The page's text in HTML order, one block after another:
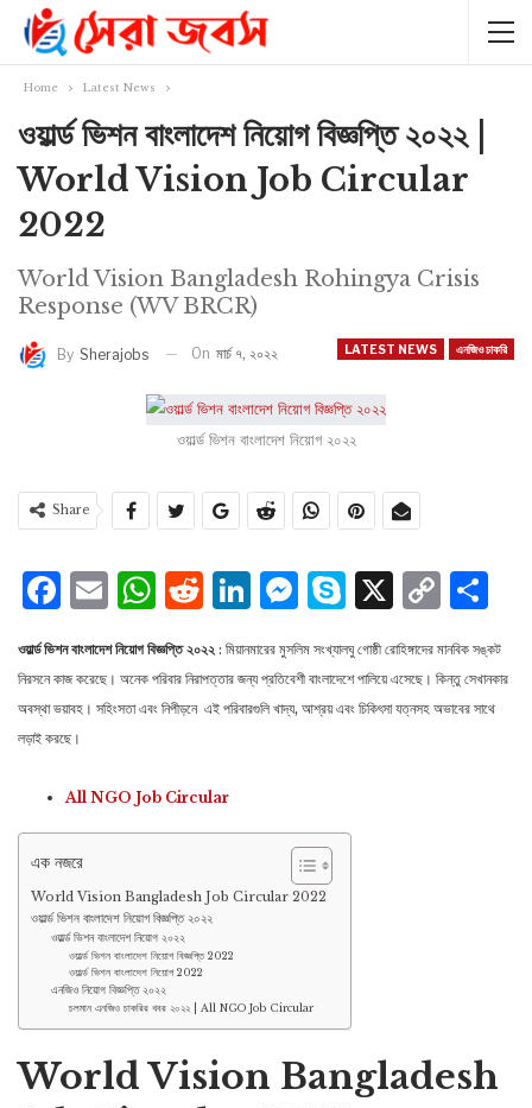
Home Latest News
ওয়ার্ল্ড ভিশন বাংলাদেশ নিয়োগ বিজ্ঞপ্তি ২০২২ |
World Vision Job Circular
2022
World Vision Bangladesh Rohingya Crisis
Response (WV BRCR)
LATEST NEWS এনজিও চাকরি
By Sherajobs On মার্চ ৭, ২০২২
ওয়ার্ল্ড ভিশন বাংলাদেশ নিয়োগ ২০২২
Share
Facebook
Email
WhatsApp
Reddit
LinkedIn
Messenger
Skype
X
ওয়ার্ল্ড ভিশন বাংলাদেশ নিয়োগ বিজ্ঞপ্তি ২০২২ : মিয়ানমারের মুসলিম সংখ্যালঘু গোষ্ঠী রোহিঙ্গাদের মানবিক সঙ্কট
নিরসনে কাজ করেছে। অনেক পরিবার নিরাপত্তার জন্য প্রতিবেশী বাংলাদেশে পালিয়ে এসেছে। কিন্তু সেখানকার
অবস্থা ভয়াবহ। সহিংসতা এবং নিপীড়নে এই পরিবারগুলি খাদ্য, আশ্রয় এবং চিকিৎসা যত্নসহ অভাবের সাথে
লড়াই করছে।
All NGO Job Circular
এক নজরে
World Vision Bangladesh Job Circular 2022
ওয়ার্ল্ড ভিশন বাংলাদেশ নিয়োগ বিজ্ঞপ্তি ২০২২
ওয়ার্ল্ড ভিশন বাংলাদেশ নিয়োগ ২০২২
ওয়ার্ল্ড ভিশন বাংলাদেশ নিয়োগ বিজ্ঞপ্তি 2022
ওয়ার্ল্ড ভিশন বাংলাদেশ নিয়োগ 2022
এনজিও নিয়োগ বিজ্ঞপ্তি ২০২২
চলমান এনজিও চাকরির খবর ২০২২ | All NGO Job Circular
World Vision Bangladesh